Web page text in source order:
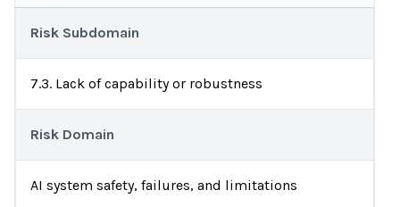
Risk Subdomain
7.3. Lack of capability or robustness
Risk Domain
AI system safety, failures, and limitations